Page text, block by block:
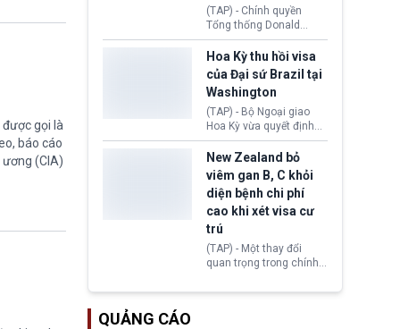
gọi là
báo cáo
(CIA)
(TAP) - Chính quyền
Tổng thống Donald
Trump đã hoàn trả
khoảng 100 tỷ USD thuế
quan từng thu theo Đạo
luật Quyền hạn Kinh tế
Khẩn cấp Quốc tế
(IEEPA). Động thái này
diễn ra sau phán quyết
hồi tháng 2 bởi Tòa án
Tối cao Hoa Kỳ
(SCOTUS) khi tuyên bố,
việc áp thuế diện rộng là
hoàn toàn bất hợp pháp.
Hoa Kỳ thu hồi visa
của Đại sứ Brazil tại
Washington
(TAP) - Bộ Ngoại giao
Hoa Kỳ vừa quyết định
thu hồi thị thực (visa)
của bà Maria Luiza
Ribeiro Viotti - Đại sứ
Brazil tại Washington.
Động thái trên diễn ra
trong bối cảnh tranh
chấp ngoại giao giữa
chính quyền Tổng thống
Donald Trump và chính
phủ cánh tả Tổng thống
New Zealand bỏ
viêm gan B, C khỏi
diện bệnh chi phí
cao khi xét visa cư
trú
(TAP) - Một thay đổi
quan trọng trong chính
Zealand đang mở ra
QUẢNG CÁO